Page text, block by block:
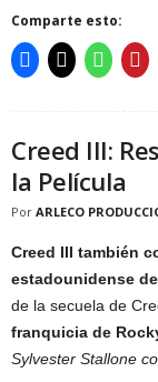
Comparte esto:
Creed III:
la Película
Por ARLECO
Creed III también
estadounidense
de la secuela de
franquicia de
Sylvester Stallone